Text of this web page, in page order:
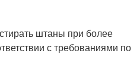
штаны при более
с требованиями по